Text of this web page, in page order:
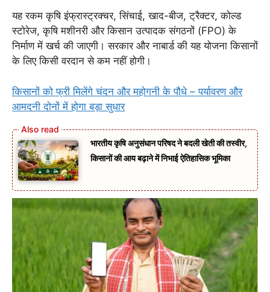
यह रकम कृषि इंफ्रास्ट्रक्चर, सिंचाई, खाद-बीज, ट्रैक्टर, कोल्ड
स्टोरेज, कृषि मशीनरी और किसान उत्पादक संगठनों (FPO) के
निर्माण में खर्च की जाएगी। सरकार और नाबार्ड की यह योजना किसानों
के लिए किसी वरदान से कम नहीं होगी।
किसानों को फ्री मिलेंगे चंदन और महोगनी के पौधे – पर्यावरण और
आमदनी दोनों में होगा बड़ा सुधार
भारतीय कृषि अनुसंधान परिषद ने बदली खेती की तस्वीर,
किसानों की आय बढ़ाने में निभाई ऐतिहासिक भूमिका